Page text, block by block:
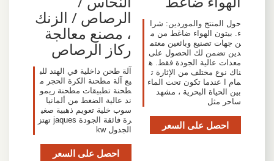
حول المنتج والموردين: شرا
ء. بيتون الهواء ضاغط من م
ن جهات تصنيع وبائعين معتم
دين تضمن لك الحصول على
معدات عالية الجودة فقط. ه
ناك نوع مختلف من الإثارة ت
مام ا عندما تكون تحت الماء
بين الحياة البحرية ، مشهد
ساحر مثل
احصل على السعر
الرصاص / الزنك
، مصنع معالجة
ركاز الرصاص
آلة طحن داخلية في الهند للب
يع آلة مطحنة الكرة الحجر م
طحنة تطبيقات مطحنة ريمو
ند عالية الضغط من ألمانيا
سوب خلية تعويم ذهبية صغي
رة فائقة الجودة jaques تهتز
الجدول kw
احصل على السعر